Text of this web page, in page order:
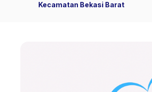
Kecamatan Bekasi Barat